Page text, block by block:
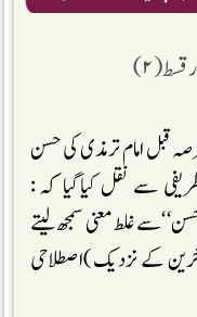
(۲)
قبل امام ترمذی کی حسن
سے نقل کیاگیا کہ :
غلط معنی سمجھ لیتے
کے نزدیک)اصطلاحی